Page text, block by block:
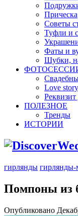
Прическа
Советы
Туфли и
Фаты и
Шубки,
Love story
Реквизит
ПОЛЕЗНОЕ
Тренды
ИСТОРИИ
гирлянды гирлянды-
Помпоны из
Опубликовано